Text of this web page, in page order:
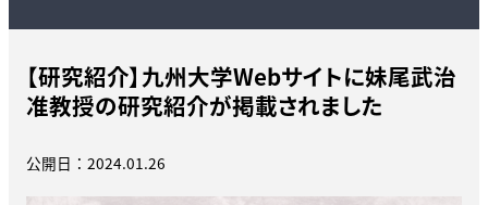
【研究紹介】九州大学Webサイトに妹尾武治
准教授の研究紹介が掲載されました
公開日：2024.01.26